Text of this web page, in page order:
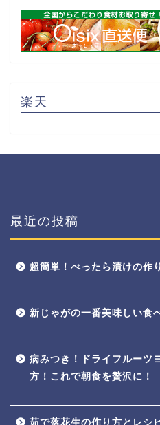
楽天
最近の投稿
超簡単！べったら漬けの作
新じゃがの一番美味しい食
病みつき！ドライフルーツ
方！これで朝食を贅沢に！
茹で落花生の作り方とレシ